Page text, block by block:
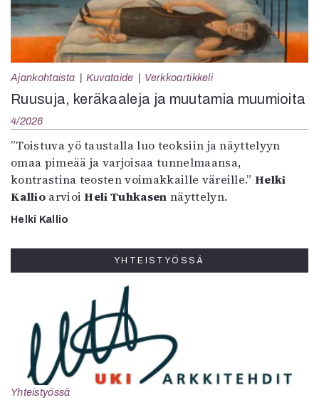
Ajankohtaista Kuvataide Verkkoartikkeli
Ruusuja, keräkaaleja ja muutamia muumioita
4/2026
”Toistuva yö taustalla luo teoksiin ja näyttelyyn
omaa pimeää ja varjoisaa tunnelmaansa,
kontrastina teosten voimakkaille väreille.”Helki
KallioarvioiHeli Tuhkasen näyttelyn.
Helki Kallio
YHTEISTYÖSSÄ
Yhteistyössä